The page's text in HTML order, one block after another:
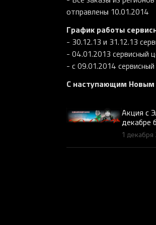
отправлены 10.01.2014
График работы
- 30.12.13 и 31.12.13
- 04.01.2013 сервисный
- с 09.01.2014
С наступающим
Акция с
декабре
1 декабря
26 999 ₽ 29 999 ₽
Razer BlackWidow V4
(Orange Switch), Black